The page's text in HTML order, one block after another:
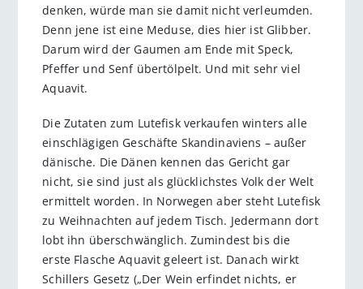
denken, würde man sie damit nicht verleumden.
Denn jene ist eine Meduse, dies hier ist Glibber.
Darum wird der Gaumen am Ende mit Speck,
Pfeffer und Senf übertölpelt. Und mit sehr viel
Aquavit.
Die Zutaten zum Lutefisk verkaufen winters alle
einschlägigen Geschäfte Skandinaviens – außer
dänische. Die Dänen kennen das Gericht gar
nicht, sie sind just als glücklichstes Volk der Welt
ermittelt worden. In Norwegen aber steht Lutefisk
zu Weihnachten auf jedem Tisch. Jedermann dort
lobt ihn überschwänglich. Zumindest bis die
erste Flasche Aquavit geleert ist. Danach wirkt
Schillers Gesetz („Der Wein erfindet nichts, er